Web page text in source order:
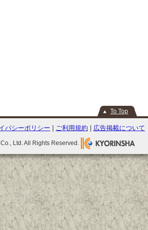
To Top
バシーポリシー ご利用規約 広告掲載について
Co., Ltd. All Rights Reserved.